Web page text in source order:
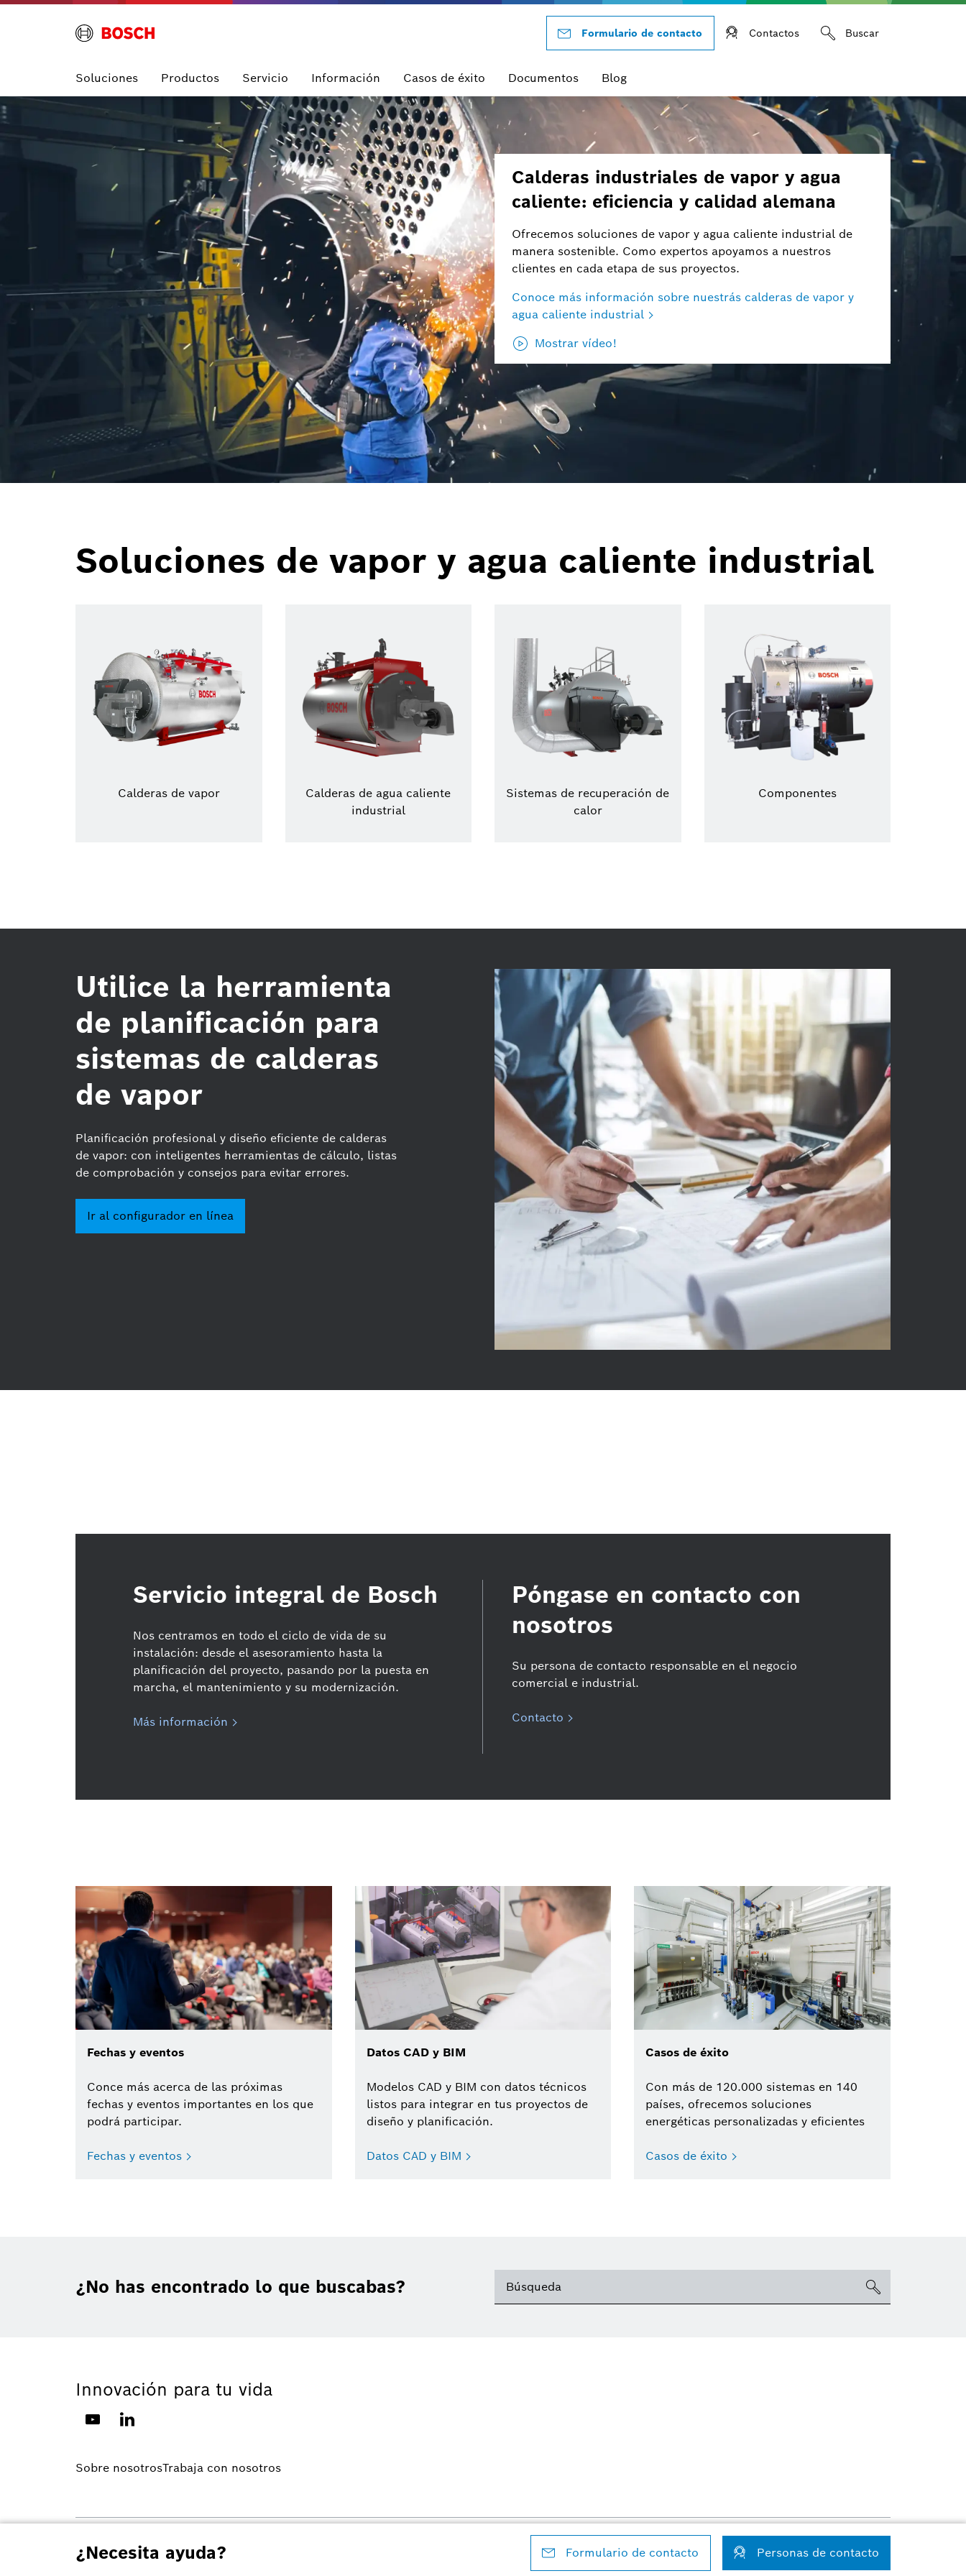
Formulario de contacto Contactos Buscar
Soluciones Productos Servicio Información Casos de éxito Documentos Blog
Calderas industriales de vapor y agua
caliente: eficiencia y calidad alemana
Ofrecemos soluciones de vapor y agua caliente industrial de
manera sostenible. Como expertos apoyamos a nuestros
clientes en cada etapa de sus proyectos.
Conoce más información sobre nuestrás calderas de vapor y
agua caliente industrial
Mostrar vídeo!
Soluciones de vapor y agua caliente industrial
Calderas de vapor
Calderas de agua caliente
industrial
Sistemas de recuperación de
calor
Componentes
Utilice la herramienta
de planificación para
sistemas de calderas
de vapor
Planificación profesional y diseño eficiente de calderas
de vapor: con inteligentes herramientas de cálculo, listas
de comprobación y consejos para evitar errores.
Ir al configurador en línea
Servicio integral de Bosch
Nos centramos en todo el ciclo de vida de su
instalación: desde el asesoramiento hasta la
planificación del proyecto, pasando por la puesta en
marcha, el mantenimiento y su modernización.
Más información
Póngase en contacto con
nosotros
Su persona de contacto responsable en el negocio
comercial e industrial.
Contacto
Fechas y eventos
Conce más acerca de las próximas
fechas y eventos importantes en los que
podrá participar.
Fechas y eventos
Datos CAD y BIM
Modelos CAD y BIM con datos técnicos
listos para integrar en tus proyectos de
diseño y planificación.
Datos CAD y BIM
Casos de éxito
Con más de 120.000 sistemas en 140
países, ofrecemos soluciones
energéticas personalizadas y eficientes
Casos de éxito
¿Necesita ayuda? Formulario de contacto Personas de contacto
¿No has encontrado lo que buscabas?
Innovación para tu vida
Sobre nosotrosTrabaja con nosotros